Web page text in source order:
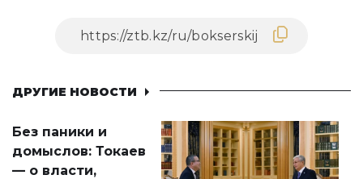
ДРУГИЕ НОВОСТИ
Без паники и
домыслов: Токаев
— о власти,